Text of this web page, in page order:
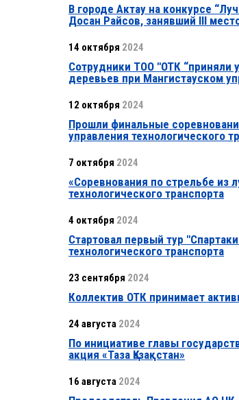
В городе Актау на конкурсе
Досан Райсов, занявший ІІІ
14 октября 2024
Сотрудники ТОО "ОТК “приняли
деревьев при Мангистауском
12 октября 2024
Прошли финальные
управления технологического
7 октября 2024
«Соревнования по стрельбе из
технологического транспорта
4 октября 2024
Стартовал первый тур
технологического транспорта
23 сентября 2024
Коллектив ОТК принимает
24 августа 2024
По инициативе главы
акция «Таза Қазақстан»
16 августа 2024